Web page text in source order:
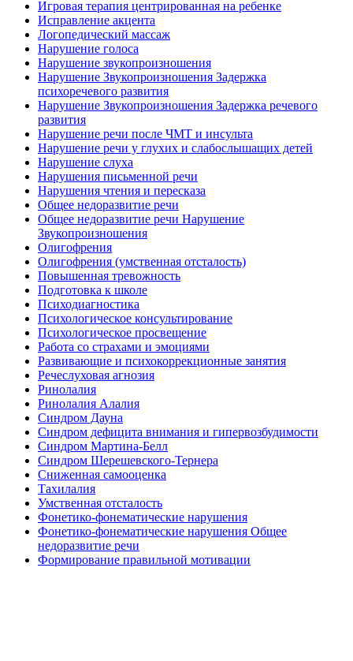
Игровая терапия центрированная на ребенке
Исправление акцента
Логопедический массаж
Нарушение голоса
Нарушение звукопроизношения
Нарушение Звукопроизношения Задержка
психоречевого развития
Нарушение Звукопроизношения Задержка речевого
развития
Нарушение речи после ЧМТ и инсульта
Нарушение речи у глухих и слабослышащих детей
Нарушение слуха
Нарушения письменной речи
Нарушения чтения и пересказа
Общее недоразвитие речи
Общее недоразвитие речи Нарушение
Звукопроизношения
Олигофрения
Олигофрения (умственная отсталость)
Повышенная тревожность
Подготовка к школе
Психодиагностика
Психологическое консультирование
Психологическое просвещение
Работа со страхами и эмоциями
Развивающие и психокоррекционные занятия
Речеслуховая агнозия
Ринолалия
Ринолалия Алалия
Синдром Дауна
Синдром дефицита внимания и гипервозбудимости
Синдром Мартина-Белл
Синдром Шерешевского-Тернера
Сниженная самооценка
Тахилалия
Умственная отсталость
Фонетико-фонематические нарушения
Фонетико-фонематические нарушения Общее
недоразвитие речи
Формирование правильной мотивации